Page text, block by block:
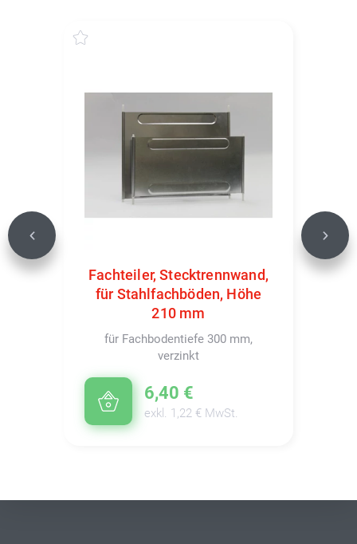
Fachteiler, Stecktrennwand,
für Stahlfachböden, Höhe
210 mm
für Fachbodentiefe 300 mm,
verzinkt
6,40 €
exkl. 1,22 € MwSt.
Previous Next